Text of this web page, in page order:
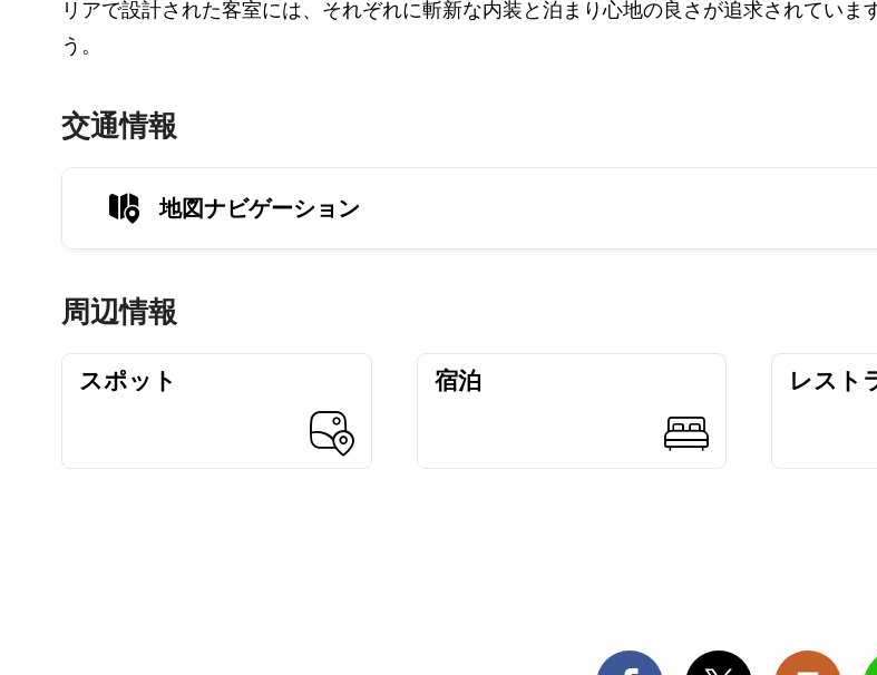
リアで設計された客室には、それぞれに斬新な内装と泊まり心地の良さが追求されてい
う。
交通情報
地図ナビゲーション
周辺情報
スポット 宿泊 レスト